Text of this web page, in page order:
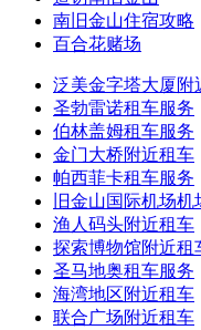
南旧金山住宿攻略
百合花赌场
泛美金字塔大厦附
圣勃雷诺租车服务
伯林盖姆租车服务
金门大桥附近租车
帕西菲卡租车服务
旧金山国际机场机
渔人码头附近租车
探索博物馆附近租
圣马地奥租车服务
海湾地区附近租车
联合广场附近租车